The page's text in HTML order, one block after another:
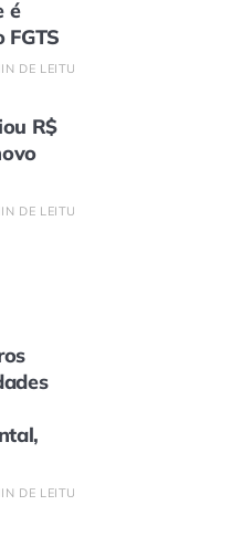
é
DE LEITURA
R$
DE LEITURA
DE LEITURA